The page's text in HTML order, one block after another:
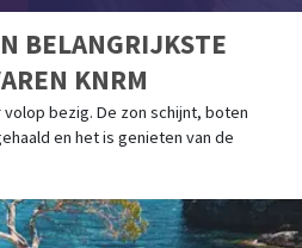
BELANGRIJKSTE
KNRM
bezig. De zon schijnt, boten
en het is genieten van de